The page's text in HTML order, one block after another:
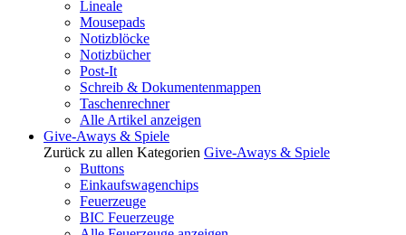
Lineale
Mousepads
Notizblöcke
Notizbücher
Post-It
Schreib & Dokumentenmappen
Taschenrechner
Alle Artikel anzeigen
Give-Aways & Spiele
Zurück zu allen Kategorien Give-Aways & Spiele
Buttons
Einkaufswagenchips
Feuerzeuge
BIC Feuerzeuge